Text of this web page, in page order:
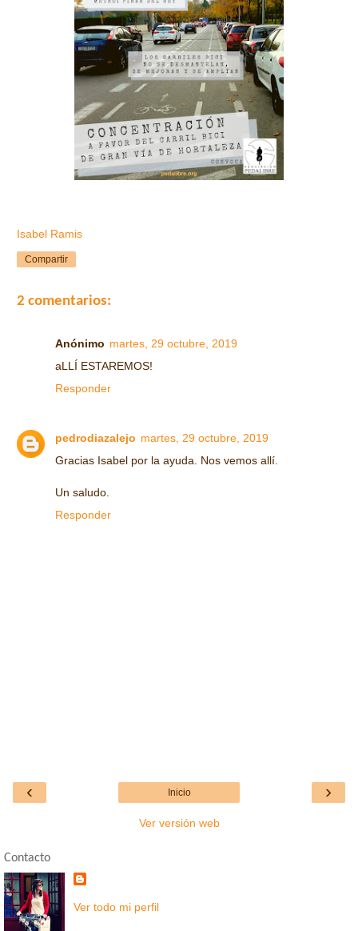
Isabel Ramis
Compartir
2 comentarios:
Anónimo martes, 29 octubre, 2019
aLLÍ ESTAREMOS!
Responder
pedrodiazalejo martes, 29 octubre, 2019
Gracias Isabel por la ayuda. Nos vemos allí.
Un saludo.
Responder
‹ ›
Inicio
Ver versión web
Contacto
Ver todo mi perfil